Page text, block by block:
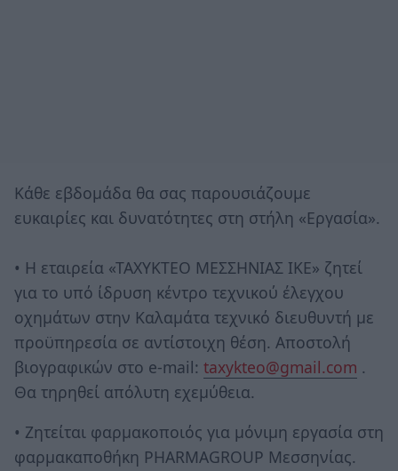
Κάθε εβδομάδα θα σας παρουσιάζουμε
ευκαιρίες και δυνατότητες στη στήλη «Εργασία».
• Η εταιρεία «ΤΑΧΥΚΤΕΟ ΜΕΣΣΗΝΙΑΣ ΙΚΕ» ζητεί
για το υπό ίδρυση κέντρο τεχνικού έλεγχου
οχημάτων στην Καλαμάτα τεχνικό διευθυντή με
προϋπηρεσία σε αντίστοιχη θέση. Αποστολή
βιογραφικών στο e-mail: taxykteo@gmail.com .
Θα τηρηθεί απόλυτη εχεμύθεια.
• Ζητείται φαρμακοποιός για μόνιμη εργασία στη
φαρμακαποθήκη PHARMAGROUP Μεσσηνίας.